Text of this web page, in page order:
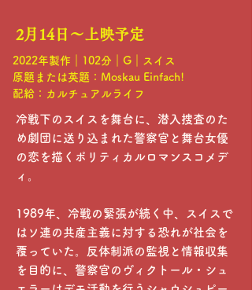
2月14日〜上映予定
2022年製作｜102分｜G｜スイス
原題または英題：Moskau Einfach!
配給：カルチュアルライフ
冷戦下のスイスを舞台に、潜入捜査のた
め劇団に送り込まれた警察官と舞台女優
の恋を描くポリティカルロマンスコメデ
ィ。
1989年、冷戦の緊張が続く中、スイスで
はソ連の共産主義に対する恐れが社会を
覆っていた。反体制派の監視と情報収集
を目的に、警察官のヴィクトール・シュ